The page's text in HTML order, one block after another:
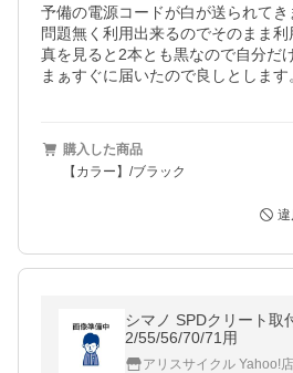
予備の電源コードが白が送られてき
問題無く利用出来るのでそのまま
真を見ると2本とも黒なので自分だ
まぁすぐに届いたので良しとします
購入した商品
【カラー】/ブラック
シマノ SPDクリート取
2/55/56/70/71用
アリスサイクル Yahoo!店